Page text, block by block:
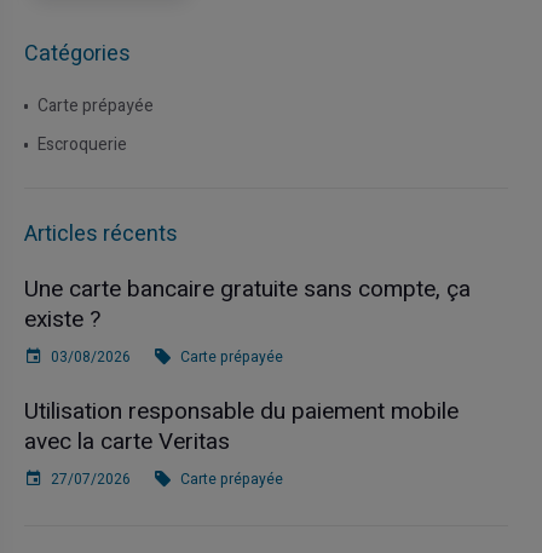
Catégories
Carte prépayée
Escroquerie
Articles récents
Une carte bancaire gratuite sans compte, ça
existe ?
03/08/2026 Carte prépayée
Utilisation responsable du paiement mobile
avec la carte Veritas
27/07/2026 Carte prépayée